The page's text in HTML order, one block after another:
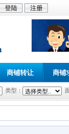
商铺转让 商铺
类型：